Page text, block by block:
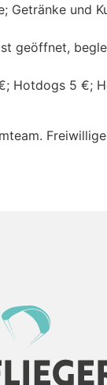
Getränke und
geöffnet,
Hotdogs 5 €;